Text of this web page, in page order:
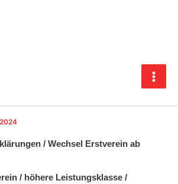
/ Wechsel Erstverein ab
/ höhere Leistungsklasse /